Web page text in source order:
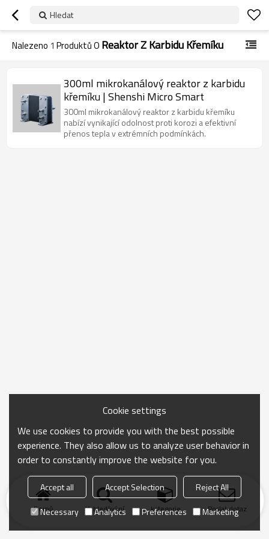
Hledat
Nalezeno 1 Produktů O Reaktor Z Karbidu Křemíku
300ml mikrokanálový reaktor z karbidu
křemíku | Shenshi Micro Smart
300ml mikrokanálový reaktor z karbidu křemíku
nabízí vynikající odolnost proti korozi a efektivní
přenos tepla v extrémních podmínkách.
Domů Vyhledávání kategorie Poslat dotaz
Cookie settings
We use cookies to provide you with the best possible
experience. They also allow us to analyze user behavior in
order to constantly improve the website for you.
Accept all Accept Selection
Reject All
Necessary
Analytics Preferences Marketing